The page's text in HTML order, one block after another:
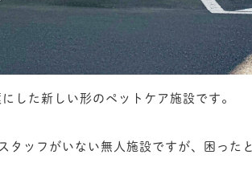
した新しい形のペットケア施設です。
タッフがいない無人施設ですが、困ったと